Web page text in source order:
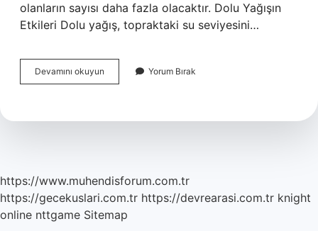
olanların sayısı daha fazla olacaktır. Dolu Yağışın
Etkileri Dolu yağış, topraktaki su seviyesini…
Devamını okuyun
yağışı
TDK
Yorum Bırak
https://www.muhendisforum.com.tr
https://gecekuslari.com.tr https://devrearasi.com.tr knight
online nttgame Sitemap